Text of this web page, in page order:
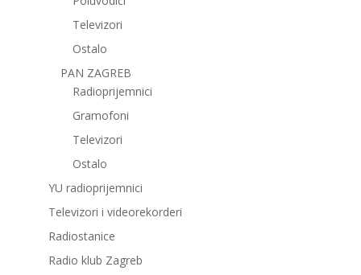
Televizori
Ostalo
PAN ZAGREB
Radioprijemnici
Gramofoni
Televizori
Ostalo
YU radioprijemnici
Televizori i videorekorderi
Radiostanice
Radio klub Zagreb